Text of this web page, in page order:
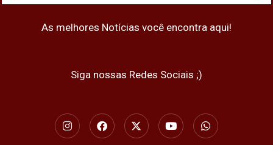
As melhores Notícias você encontra aqui!
Siga nossas Redes Sociais ;)
I
n
s
F
a
c
X
-
t
Y
o
u
W
h
a